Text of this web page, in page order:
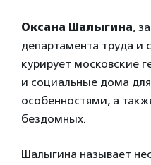
Оксана Шалыгина,
департамента труда и
курирует московские
и социальные дома
особенностями, а
бездомных.
Шалыгина называет